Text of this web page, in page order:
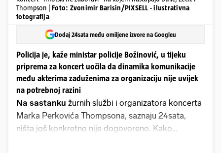
Thompson | Foto: Zvonimir Barisin/PIXSELL - ilustrativna
fotografija
Dodaj 24sata među omiljene izvore na Googleu
Policija je, kaže ministar policije Božinović, u tijeku
priprema za koncert uočila da dinamika komunikacije
među akterima zaduženima za organizaciju nije uvijek
na potrebnoj razini
Na sastanku žurnih službi i organizatora koncerta
Marka Perkovića Thompsona, saznaju 24sata,
ništa još konkretno nije dogovoreno. Kako